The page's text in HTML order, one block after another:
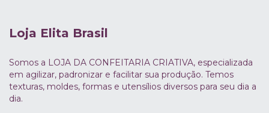
Loja Elita Brasil
Somos a LOJA DA CONFEITARIA CRIATIVA, especializada
em agilizar, padronizar e facilitar sua produção. Temos
texturas, moldes, formas e utensílios diversos para seu dia a
dia.